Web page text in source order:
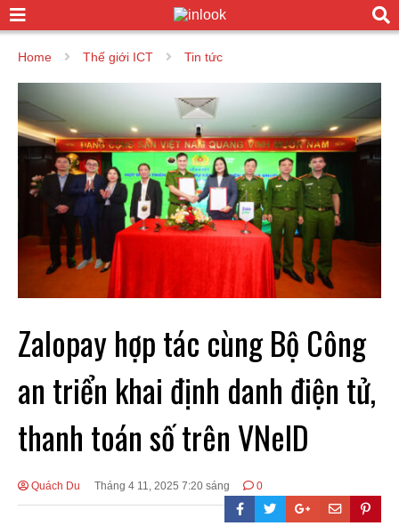
Home Thế giới ICT Tin tức
Zalopay hợp tác cùng Bộ Công
an triển khai định danh điện tử,
thanh toán số trên VNeID
Quách Du Tháng 4 11, 2025 7:20 sáng 0